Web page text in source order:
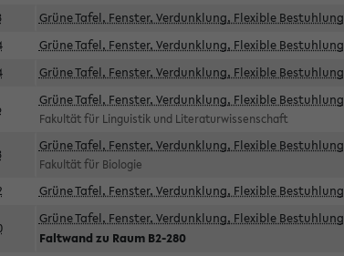
Grüne Tafel, Fenster, Verdunklung, Flexible Bestuhlung
Grüne Tafel, Fenster, Verdunklung, Flexible Bestuhlung
Grüne Tafel, Fenster, Verdunklung, Flexible Bestuhlung
Grüne Tafel, Fenster, Verdunklung, Flexible Bestuhlung
Fakultät für Linguistik und Literaturwissenschaft
Grüne Tafel, Fenster, Verdunklung, Flexible Bestuhlung
Fakultät für Biologie
Grüne Tafel, Fenster, Verdunklung, Flexible Bestuhlung
Grüne Tafel, Fenster, Verdunklung, Flexible Bestuhlung
Faltwand zu Raum B2-280